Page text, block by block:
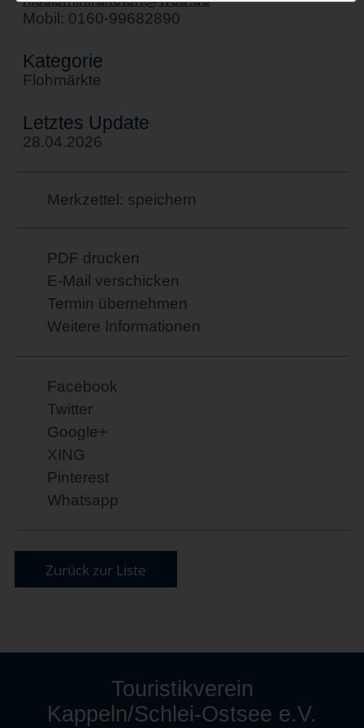
Mobil: 0160-99682890
Kategorie
Flohmärkte
Letztes Update
28.04.2026
Merkzettel: speichern
PDF drucken
E-Mail verschicken
Termin übernehmen
Weitere Informationen
Facebook
Twitter
Google+
XING
Pinterest
Whatsapp
Zurück zur Liste
Touristikverein
Kappeln/Schlei-Ostsee e.V.